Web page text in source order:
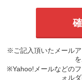
※ご記入頂いたメール
※Yahoo!メールなどの
ォル